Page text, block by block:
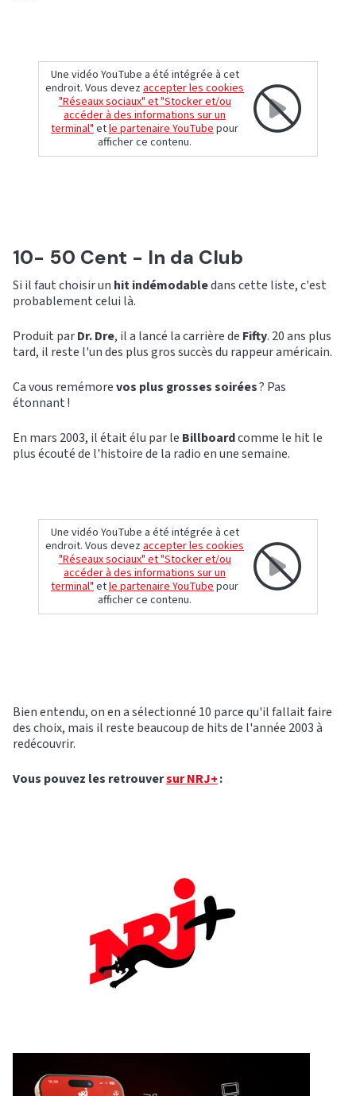
Une vidéo YouTube a été intégrée à cet
endroit. Vous devezaccepter les cookies
"Réseaux sociaux" et "Stocker et/ou
accéder à des informations sur un
terminal"etle partenaire YouTubepour
afficher ce contenu.
10- 50 Cent - In da Club
Si il faut choisir un hit indémodabledans cette liste, c'est
probablement celui là.
Produit parDr. Dre, il a lancé la carrière de Fifty. 20 ans plus
tard, il reste l'un des plus gros succès du rappeur américain.
Ca vous remémorevos plus grossessoirées? Pas
étonnant !
En mars 2003, il était élu par le Billboardcomme le hit le
plus écouté de l'histoire de la radio en une semaine.
Une vidéo YouTube a été intégrée à cet
endroit. Vous devez accepter les cookies
"Réseaux sociaux" et "Stocker et/ou
accéder à des informations sur un
terminal" etle partenaire YouTube pour
afficher ce contenu.
Bien entendu, on en a sélectionné 10 parce qu'il fallait faire
des choix, mais il reste beaucoup de hits de l'année 2003 à
redécouvrir.
Vous pouvez les retrouversur NRJ+: